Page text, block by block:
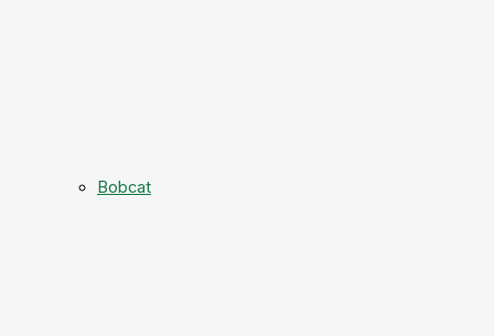
Bobcat